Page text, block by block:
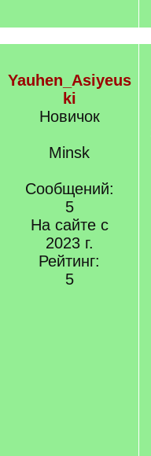
Yauhen_Asiyeus
ki
Новичок
Minsk
Сообщений:
5
На сайте с
2023 г.
Рейтинг:
5